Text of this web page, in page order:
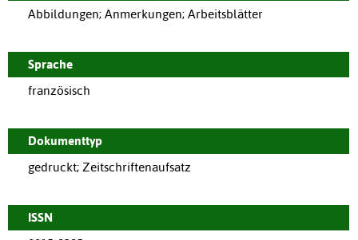
Abbildungen; Anmerkungen; Arbeitsblätter
Sprache
französisch
Dokumenttyp
gedruckt; Zeitschriftenaufsatz
ISSN